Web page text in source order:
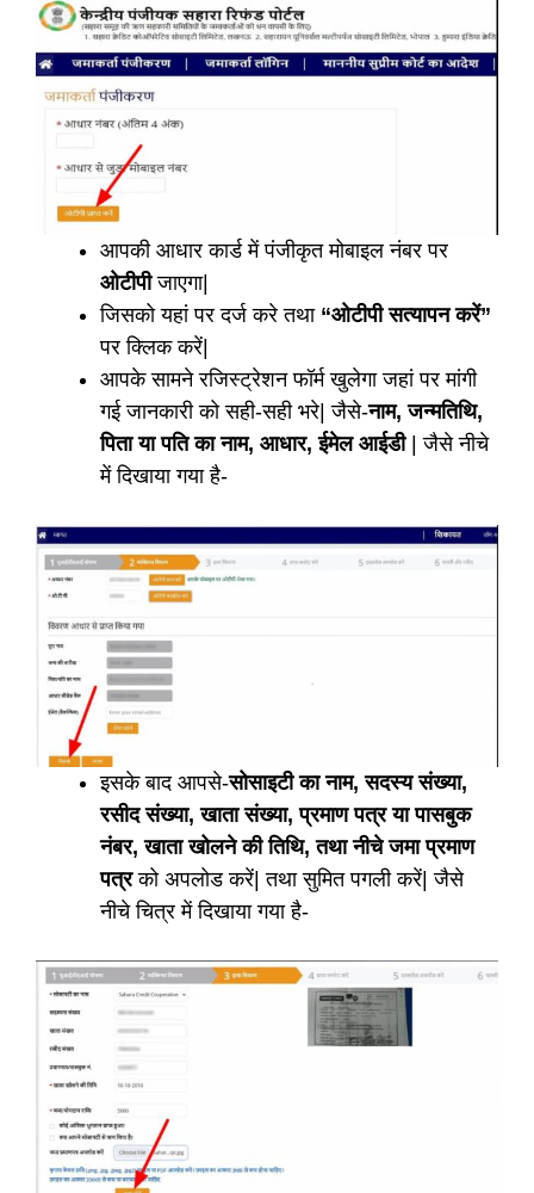
आपकी आधार कार्ड में पंजीकृत मोबाइल नंबर पर
ओटीपीजाएगा|
जिसको यहां पर दर्ज करे तथा “ओटीपी सत्यापन करें”
पर क्लिक करें|
आपके सामने रजिस्ट्रेशन फॉर्म खुलेगा जहां पर मांगी
गई जानकारी को सही-सही भरे| जैसे-नाम, जन्मतिथि,
पिता या पति का नाम, आधार, ईमेल आईडी| जैसे नीचे
में दिखाया गया है-
इसके बाद आपसे-सोसाइटी का नाम, सदस्य संख्या,
रसीद संख्या, खाता संख्या, प्रमाण पत्र या पासबुक
नंबर, खाता खोलने की तिथि, तथा नीचे जमा प्रमाण
पत्रको अपलोड करें| तथा सुमित पगली करें| जैसे
नीचे चित्र में दिखाया गया है-